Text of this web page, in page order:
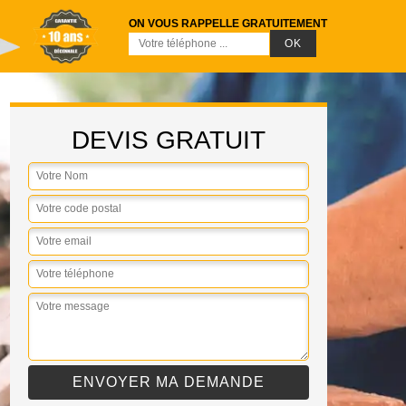
ON VOUS RAPPELLE GRATUITEMENT
DEVIS GRATUIT